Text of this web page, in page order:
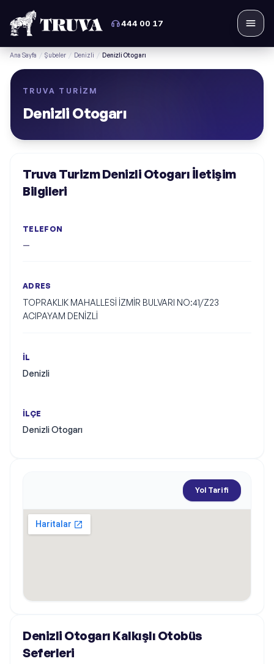
444 00 17
Ana Sayfa / Şubeler / Denizli / Denizli Otogarı
TRUVA TURIZM
Denizli Otogarı
Truva Turizm Denizli Otogarı İletişim
Bilgileri
TELEFON
—
ADRES
TOPRAKLIK MAHALLESİ İZMİR BULVARI NO:41/Z23
ACIPAYAM DENİZLİ
İL
Denizli
İLÇE
Denizli Otogarı
Yol Tarifi
Denizli Otogarı Kalkışlı Otobüs
Seferleri